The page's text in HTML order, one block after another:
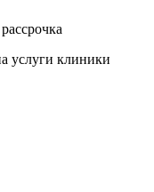
услуги клиники